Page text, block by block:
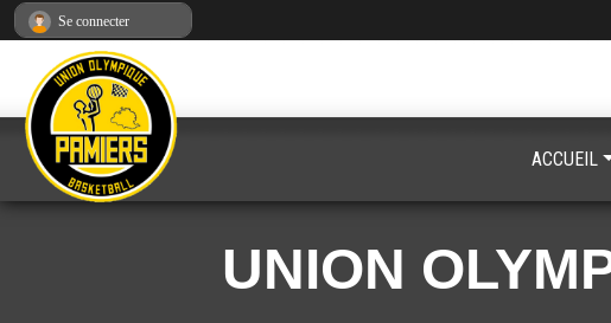
UNION
ACCUEIL
Se connecter
Panneau de gestion des cookies